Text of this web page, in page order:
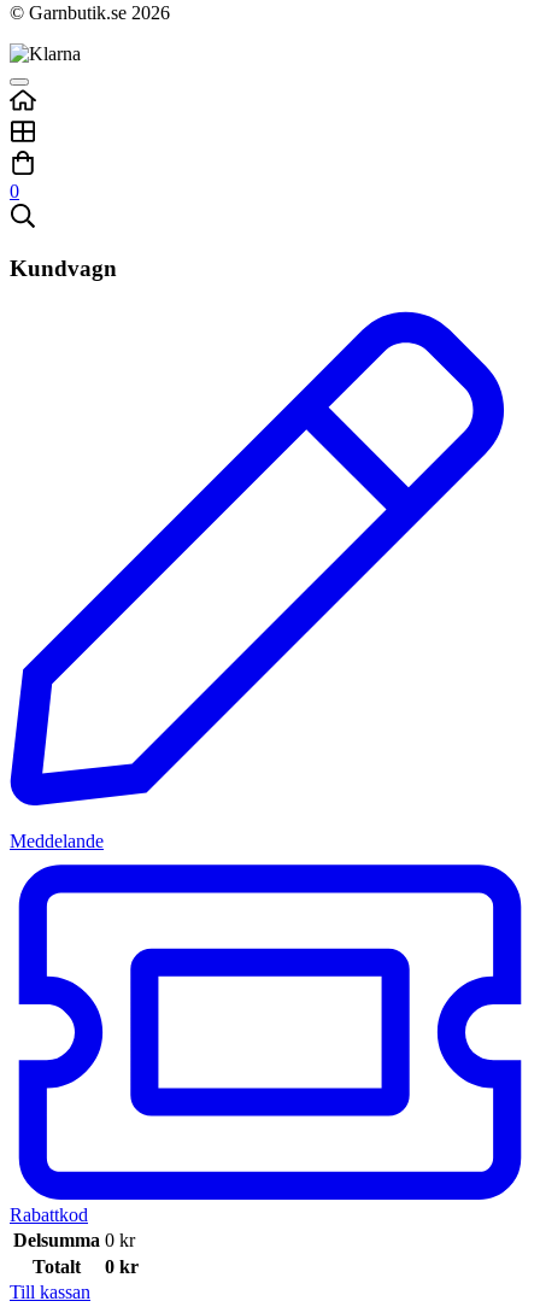
© Garnbutik.se 2026
0
Kundvagn
Meddelande
Rabattkod
Delsumma 0 kr
Totalt
0 kr
Till kassan